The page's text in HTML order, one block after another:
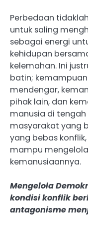
Perbedaan
untuk saling
sebagai energi
kehidupan
kelemahan. Ini
batin;
mendengar,
pihak lain, dan
manusia di
masyarakat yang
yang bebas
mampu
kemanusiaannya.
Mengelola
kondisi konflik
antagonisme